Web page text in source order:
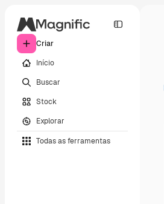
Criar
Início
Buscar
Stock
Explorar
Todas as ferramentas